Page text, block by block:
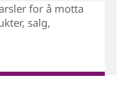
for å motta
salg,